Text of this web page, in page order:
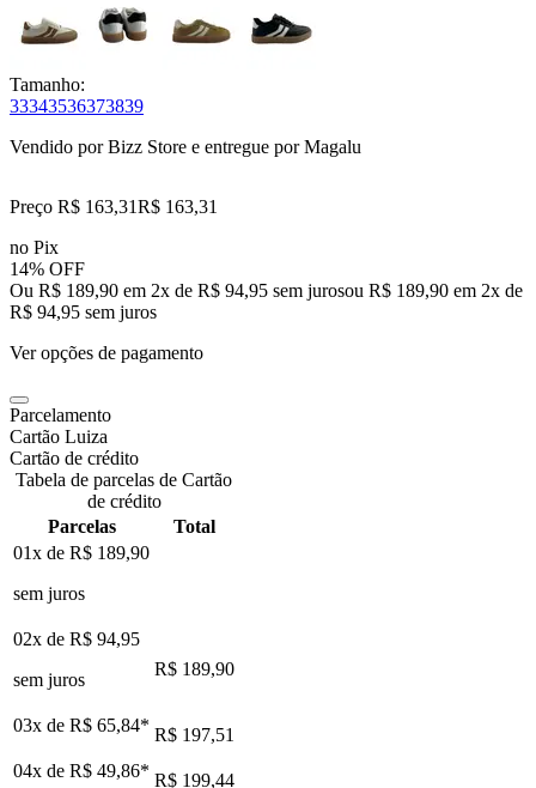
Tamanho:
33343536373839
Vendido porBizz Store e entregue por Magalu
Preço R$ 163,31R$ 163,31
no Pix
14% OFF
Ou R$ 189,90 em 2x de R$ 94,95 sem jurosou R$ 189,90 em 2x de
R$ 94,95 sem juros
Ver opções de pagamento
Parcelamento
Cartão Luiza
Cartão de crédito
Tabela de parcelas de Cartão
de crédito
Parcelas
Total
01x de R$ 189,90
sem juros
02x de R$ 94,95
sem juros
R$ 189,90
03x de R$ 65,84* R$ 197,51
04x de R$ 49,86* R$ 199,44